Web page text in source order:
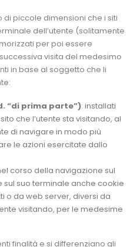
piccole dimensioni che i siti
dell’utente (solitamente
per poi essere
visita del medesimo
in base al soggetto che li
“di prima parte”): installati
che l’utente sta visitando, al
di navigare in modo più
le azioni esercitate dallo
corso della navigazione sul
sul suo terminale anche cookie
o da web server, diversi da
visitando, per le medesime
finalità e si differenziano gli